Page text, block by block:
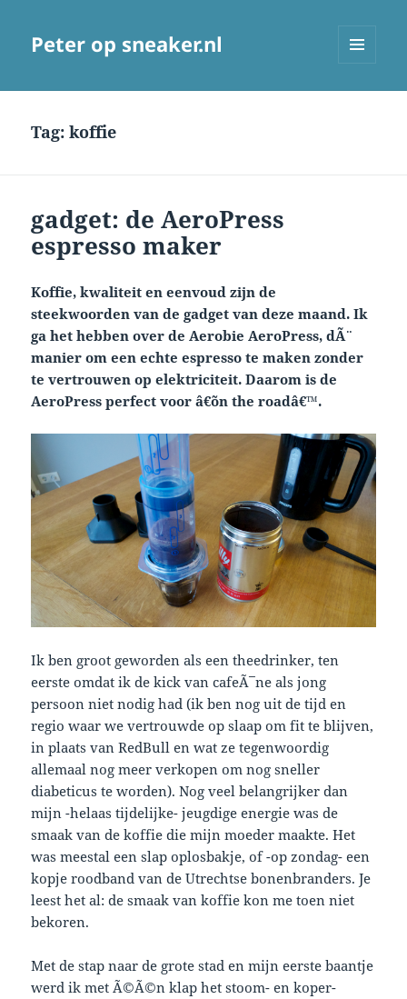
Peter op sneaker.nl
Tag:koffie
gadget: de AeroPress
espresso maker
Koffie, kwaliteit en eenvoud zijn de
steekwoorden van de gadget van deze maand. Ik
ga het hebben over de Aerobie AeroPress, dÃ¨
manier om een echte espresso te maken zonder
te vertrouwen op elektriciteit. Daarom is de
AeroPress perfect voor â€˜on the roadâ€™.
Ik ben groot geworden als een theedrinker, ten
eerste omdat ik de kick van cafeÃ¯ne als jong
persoon niet nodig had (ik ben nog uit de tijd en
regio waar we vertrouwde op slaap om fit te blijven,
in plaats van RedBull en wat ze tegenwoordig
allemaal nog meer verkopen om nog sneller
diabeticus te worden). Nog veel belangrijker dan
mijn -helaas tijdelijke- jeugdige energie was de
smaak van de koffie die mijn moeder maakte. Het
was meestal een slap oplosbakje, of -op zondag- een
kopje roodband van de Utrechtse bonenbranders. Je
leest het al: de smaak van koffie kon me toen niet
bekoren.
Met de stap naar de grote stad en mijn eerste baantje
werd ik met Ã©Ã©n klap het stoom- en koper-